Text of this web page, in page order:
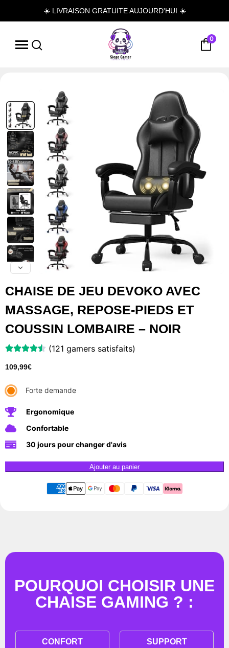
☀️ LIVRAISON GRATUITE AUJOURD'HUI ☀️
0
CHAISE DE JEU DEVOKO AVEC
MASSAGE, REPOSE-PIEDS ET
COUSSIN LOMBAIRE – NOIR
(121 gamers satisfaits)
109,99€
Forte demande
Ergonomique
Confortable
30 jours pour changer d'avis
Ajouter au panier
POURQUOI CHOISIR UNE
CHAISE GAMING ? :
CONFORT
SUPPORT